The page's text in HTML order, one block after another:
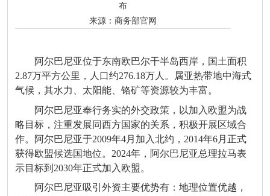
布
来源： 商务部官网
阿尔巴尼亚位于东南欧巴尔干半岛西岸，国土面积
2.87万平方公里，人口约276.18万人。属亚热带地中海式
气候，其水力、太阳能、铬矿等资源较为丰富。
阿尔巴尼亚奉行务实的外交政策，以加入欧盟为战
略目标，注重发展同西方国家的关系，积极开展区域合
作。阿尔巴尼亚于2009年4月加入北约，2014年6月正式
获得欧盟候选国地位。2024年，阿尔巴尼亚总理拉马表
示目标到2030年正式加入欧盟。
阿尔巴尼亚吸引外资主要优势有：地理位置优越，